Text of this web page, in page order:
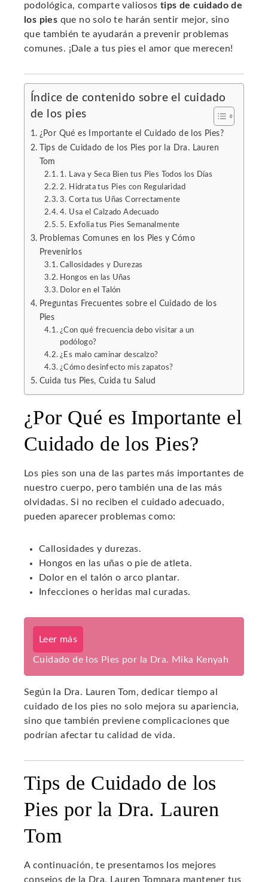
podológica, comparte valiosos tips de cuidado de
los pies que no solo te harán sentir mejor, sino
que también te ayudarán a prevenir problemas
comunes. ¡Dale a tus pies el amor que merecen!
Índice de contenido sobre el cuidado
de los pies
¿Por Qué es Importante el Cuidado de los Pies?
Tips de Cuidado de los Pies por la Dra. Lauren
Tom
1. Lava y Seca Bien tus Pies Todos los Días
2. Hidrata tus Pies con Regularidad
3. Corta tus Uñas Correctamente
4. Usa el Calzado Adecuado
5. Exfolia tus Pies Semanalmente
Problemas Comunes en los Pies y Cómo
Prevenirlos
Callosidades y Durezas
Hongos en las Uñas
Dolor en el Talón
Preguntas Frecuentes sobre el Cuidado de los
Pies
¿Con qué frecuencia debo visitar a un
podólogo?
¿Es malo caminar descalzo?
¿Cómo desinfecto mis zapatos?
Cuida tus Pies, Cuida tu Salud
¿Por Qué es Importante el
Cuidado de los Pies?
Los pies son una de las partes más importantes de
nuestro cuerpo, pero también una de las más
olvidadas. Si no reciben el cuidado adecuado,
pueden aparecer problemas como:
Callosidades y durezas.
Hongos en las uñas o pie de atleta.
Dolor en el talón o arco plantar.
Infecciones o heridas mal curadas.
Leer más
Cuidado de los Pies por la Dra. Mika Kenyah
Según la Dra. Lauren Tom, dedicar tiempo al
cuidado de los pies no solo mejora su apariencia,
sino que también previene complicaciones que
podrían afectar tu calidad de vida.
Tips de Cuidado de los
Pies por la Dra. Lauren
Tom
A continuación, te presentamos los mejores
consejos de la Dra. Lauren Tompara mantener tus